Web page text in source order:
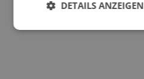
DETAILS ANZEIGEN